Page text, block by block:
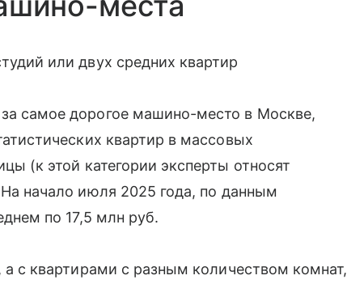
или двух средних квартир
самое дорогое машино-место в Москве,
квартир в массовых
(к этой категории эксперты относят
начало июля 2025 года, по данным
по 17,5 млн руб.
с квартирами с разным количеством комнат,